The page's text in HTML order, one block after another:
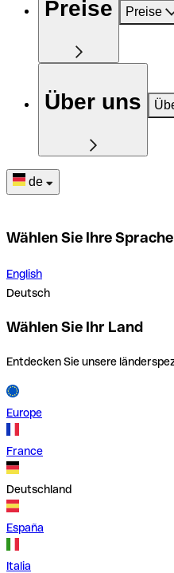
Preise Preise
Über uns
de
Wählen Sie Ihre Sprache
English
Deutsch
Wählen Sie Ihr Land
Entdecken Sie unsere
Europe
France
Deutschland
España
Italia